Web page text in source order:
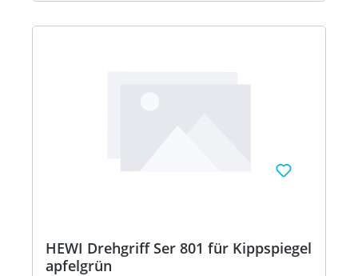
HEWI Drehgriff Ser 801 für Kippspiegel
apfelgrün